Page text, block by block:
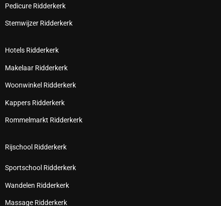
Pedicure Ridderkerk
Stemwijzer Ridderkerk
Hotels Ridderkerk
Makelaar Ridderkerk
Woonwinkel Ridderkerk
Kappers Ridderkerk
Rommelmarkt Ridderkerk
Rijschool Ridderkerk
Sportschool Ridderkerk
Wandelen Ridderkerk
Massage Ridderkerk